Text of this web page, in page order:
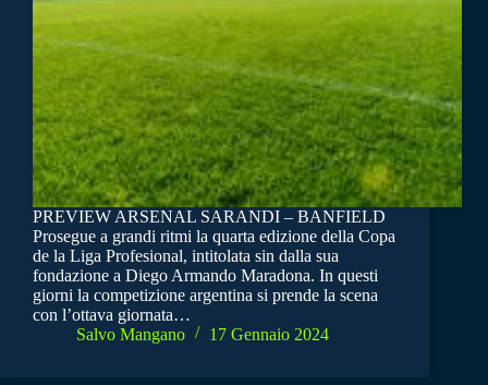
PREVIEW ARSENAL SARANDI – BANFIELD
Prosegue a grandi ritmi la quarta edizione della Copa
de la Liga Profesional, intitolata sin dalla sua
fondazione a Diego Armando Maradona. In questi
giorni la competizione argentina si prende la scena
con l’ottava giornata…
Salvo Mangano
17 Gennaio 2024